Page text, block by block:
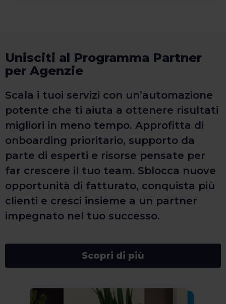
Unisciti al Programma Partner
per Agenzie
Scala i tuoi servizi con un’automazione
potente che ti aiuta a ottenere risultati
migliori in meno tempo. Approfitta di
onboarding prioritario, supporto da
parte di esperti e risorse pensate per
far crescere il tuo team. Sblocca nuove
opportunità di fatturato, conquista più
clienti e cresci insieme a un partner
impegnato nel tuo successo.
Scopri di più